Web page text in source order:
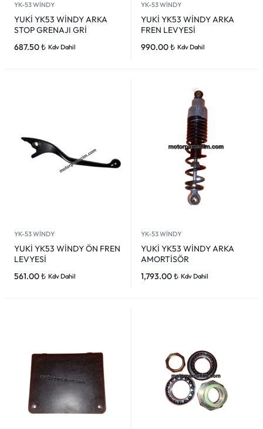
YK-53 WİNDY
YUKİ YK53 WİNDY ARKA
STOP GRENAJI GRİ
687.50₺ Kdv Dahil
YK-53 WİNDY
YUKİ YK53 WİNDY ARKA
FREN LEVYESİ
990.00₺ Kdv Dahil
YK-53 WİNDY
YUKİ YK53 WİNDY ÖN FREN
LEVYESİ
561.00₺ Kdv Dahil
YK-53 WİNDY
YUKİ YK53 WİNDY ARKA
AMORTİSÖR
1,793.00₺ Kdv Dahil